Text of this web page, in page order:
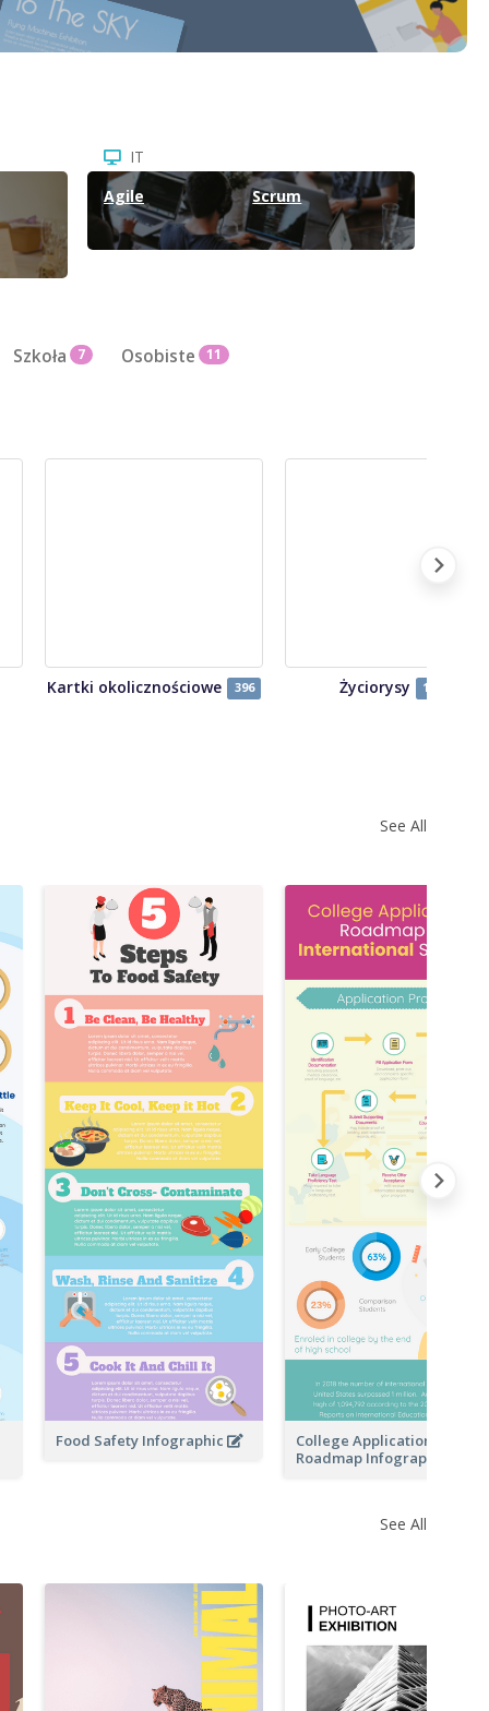
IT
Agile
Scrum
Szkoła 7 Osobiste 11
Kartki okolicznościowe 396 Życiorysy 122
See All
Food Safety Infographic
College Application
Roadmap Infographic
See All